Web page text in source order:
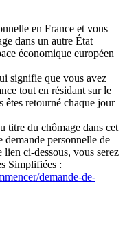
en France et vous
dans un autre État
économique européen
signifie que vous avez
tout en résidant sur le
êtes retourné chaque jour
titre du chômage dans cet
personnelle de
ci-dessous, vous serez
Simplifiées :
demande-de-